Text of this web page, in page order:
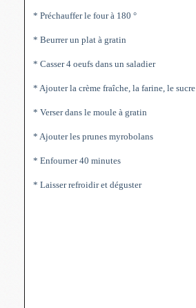
* Préchauffer le four à 180 °
* Beurrer un plat à gratin
* Casser 4 oeufs dans un saladier
* Ajouter la crème fraîche, la farine, le
* Verser dans le moule à gratin
* Ajouter les prunes myrobolans
* Enfourner 40 minutes
* Laisser refroidir et déguster